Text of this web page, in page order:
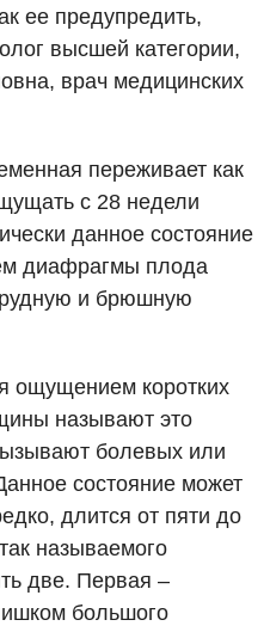
ее предупредить,
высшей категории,
врач медицинских
переживает как
с 28 недели
данное состояние
диафрагмы плода
и брюшную
ощущением коротких
называют это
болевых или
состояние может
длится от пяти до
называемого
две. Первая –
большого